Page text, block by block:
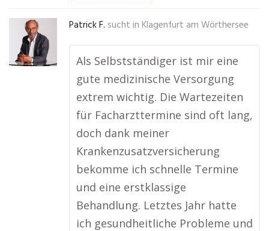
Patrick F. sucht in Klagenfurt am Wörthersee
Als Selbstständiger ist mir eine
gute medizinische Versorgung
extrem wichtig. Die Wartezeiten
für Facharzttermine sind oft lang,
doch dank meiner
Krankenzusatzversicherung
bekomme ich schnelle Termine
und eine erstklassige
Behandlung. Letztes Jahr hatte
ich gesundheitliche Probleme und